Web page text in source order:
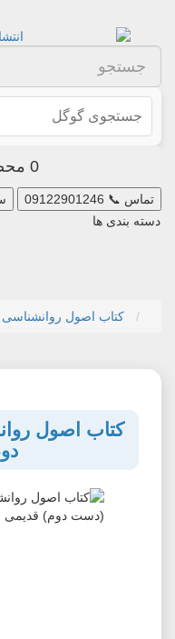
0 محصول - 0 تومان
تماس 📞
09122901246
دسته بندی ها
کتاب اصول
کتاب اصول